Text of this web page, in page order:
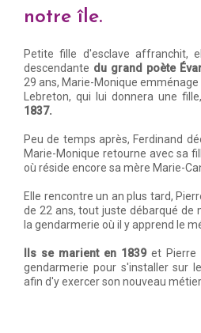
notre île.
Petite fille d'esclave affranchit,
descendante du grand poète
29 ans, Marie-Monique
Lebreton, qui lui donnera une fille,
1837.
Peu de temps après, Ferdinand
Marie-Monique retourne avec sa
où réside encore sa mère Marie-
Elle rencontre un an plus tard,
de 22 ans, tout juste débarqué de
la gendarmerie où il y apprend le
Ils se marient en 1839et Pierre
gendarmerie pour s'installer sur
afin d'y exercer son nouveau métier.